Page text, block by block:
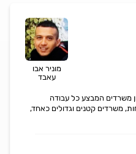
מוניר אבו
עאבד
משרדים המבצע כל עבודה
משרדים קטנים וגדולים כאחד,